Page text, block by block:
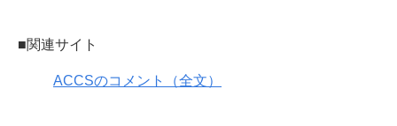
■関連サイト
ACCSのコメント（全文）